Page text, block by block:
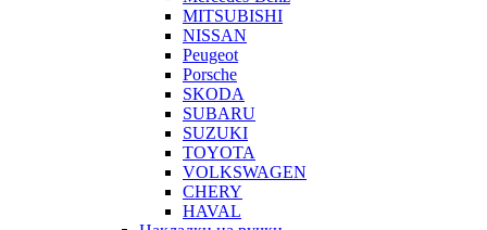
MITSUBISHI
NISSAN
Peugeot
Porsche
SKODA
SUBARU
SUZUKI
TOYOTA
VOLKSWAGEN
CHERY
HAVAL